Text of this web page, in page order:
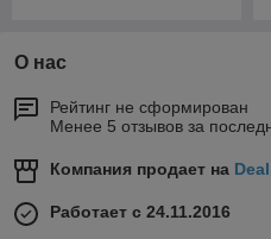
О нас
Рейтинг не сформирован
Менее 5 отзывов за
Компания продает на
Работает с 24.11.2016